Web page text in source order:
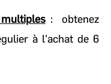
: obtenez
à l'achat de 6